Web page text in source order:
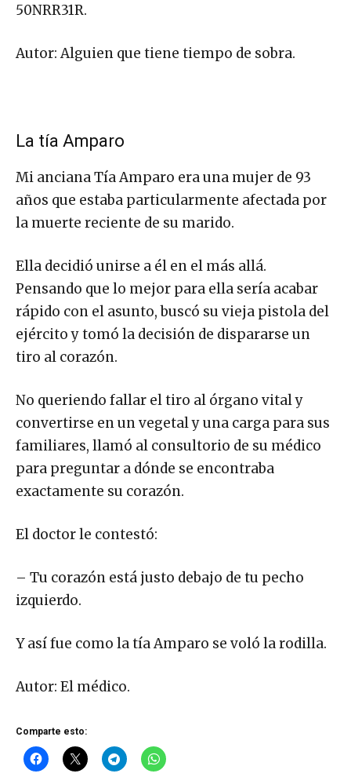
50NRR31R.
Autor: Alguien que tiene tiempo de sobra.
La tía Amparo
Mi anciana Tía Amparo era una mujer de 93
años que estaba particularmente afectada por
la muerte reciente de su marido.
Ella decidió unirse a él en el más allá.
Pensando que lo mejor para ella sería acabar
rápido con el asunto, buscó su vieja pistola del
ejército y tomó la decisión de dispararse un
tiro al corazón.
No queriendo fallar el tiro al órgano vital y
convertirse en un vegetal y una carga para sus
familiares, llamó al consultorio de su médico
para preguntar a dónde se encontraba
exactamente su corazón.
El doctor le contestó:
– Tu corazón está justo debajo de tu pecho
izquierdo.
Y así fue como la tía Amparo se voló la rodilla.
Autor: El médico.
Comparte esto: